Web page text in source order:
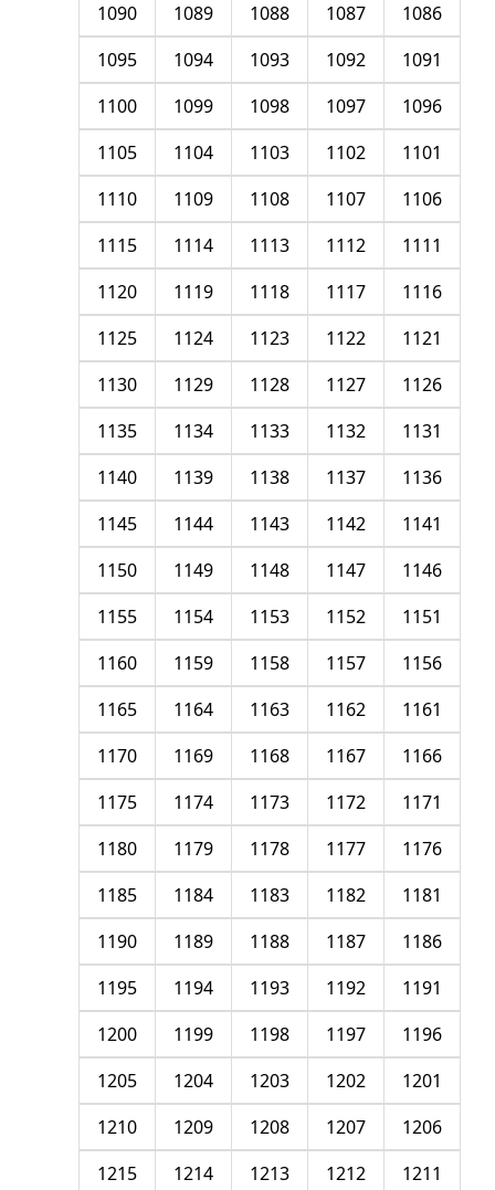
1086
1087
1088
1089
1090
1091
1092
1093
1094
1095
1096
1097
1098
1099
1100
1101
1102
1103
1104
1105
1106
1107
1108
1109
1110
1111
1112
1113
1114
1115
1116
1117
1118
1119
1120
1121
1122
1123
1124
1125
1126
1127
1128
1129
1130
1131
1132
1133
1134
1135
1136
1137
1138
1139
1140
1141
1142
1143
1144
1145
1146
1147
1148
1149
1150
1151
1152
1153
1154
1155
1156
1157
1158
1159
1160
1161
1162
1163
1164
1165
1166
1167
1168
1169
1170
1171
1172
1173
1174
1175
1176
1177
1178
1179
1180
1181
1182
1183
1184
1185
1186
1187
1188
1189
1190
1191
1192
1193
1194
1195
1196
1197
1198
1199
1200
1201
1202
1203
1204
1205
1206
1207
1208
1209
1210
1211
1212
1213
1214
1215